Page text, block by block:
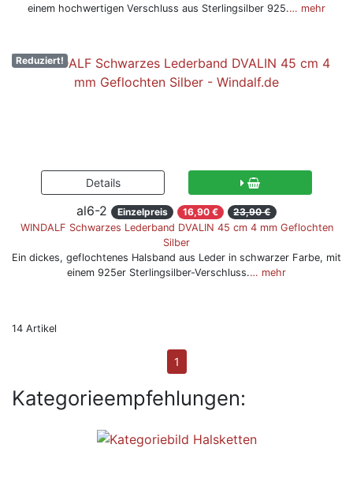
einem hochwertigen Verschluss aus Sterlingsilber 925.… mehr
Reduziert!
al6-2 Einzelpreis 16,90 €
23,90 €
WINDALF Schwarzes Lederband DVALIN 45 cm 4 mm Geflochten
Silber
Ein dickes, geflochtenes Halsband aus Leder in schwarzer Farbe, mit
einem 925er Sterlingsilber-Verschluss.… mehr
14 Artikel
1
Kategorieempfehlungen: